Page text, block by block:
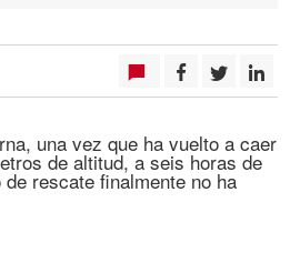
una vez que ha vuelto a caer
de altitud, a seis horas de
rescate finalmente no ha